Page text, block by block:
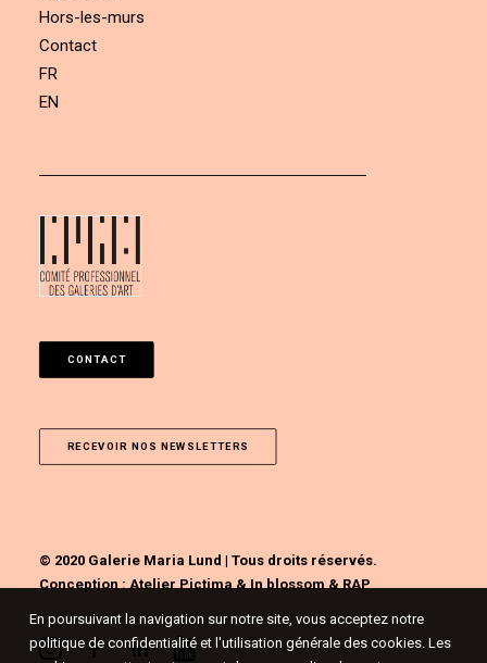
Hors-les-murs
Contact
FR
EN
CONTACT
RECEVOIR NOS NEWSLETTERS
© 2020 Galerie Maria Lund | Tous droits réservés.
Conception :Atelier Pictima&In blossom&RAP
En poursuivant la navigation sur notre site, vous acceptez notre
politique de confidentialité et l'utilisation générale des cookies. Les